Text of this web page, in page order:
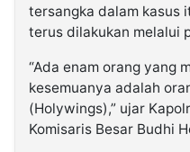
tersangka dalam kasus
terus dilakukan melalui
“Ada enam orang yang
kesemuanya adalah
(Holywings),” ujar
Komisaris Besar Budhi